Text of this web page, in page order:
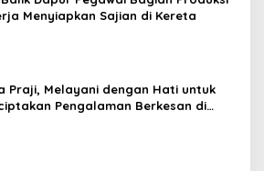
Menyiapkan Sajian di Kereta
Praji, Melayani dengan Hati untuk
Pengalaman Berkesan di